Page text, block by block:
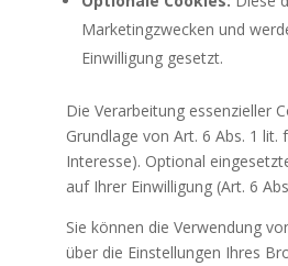
Marketingzwecken und
Einwilligung gesetzt.
Die Verarbeitung essenzieller
Grundlage von Art. 6 Abs. 1 lit.
Interesse). Optional
auf Ihrer Einwilligung (Art. 6
Sie können die Verwendung
über die Einstellungen Ihres